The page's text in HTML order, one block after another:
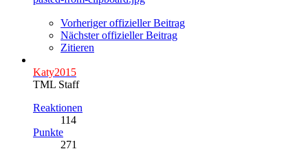
Vorheriger offizieller Beitrag
Nächster offizieller Beitrag
Zitieren
Katy2015
TML Staff
Reaktionen
114
Punkte
271